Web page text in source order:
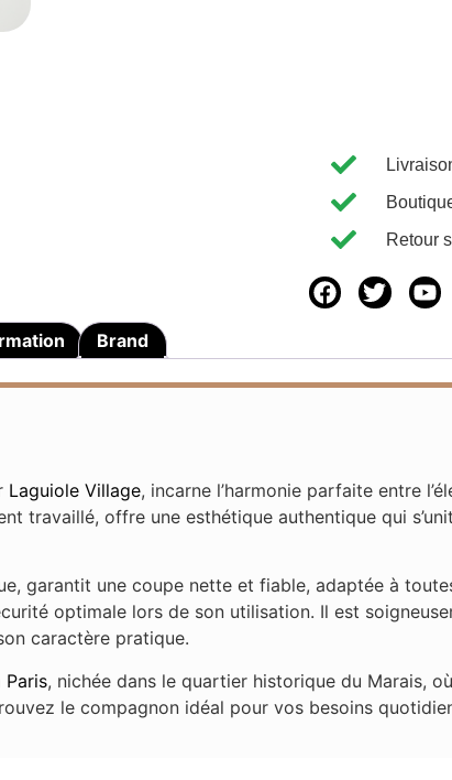
Retour
Brand
Laguiole Village, incarne l’harmonie parfaite entre
travaillé, offre une esthétique authentique qui
garantit une coupe nette et fiable, adaptée à
optimale lors de son utilisation. Il est
caractère pratique.
Paris, nichée dans le quartier historique du Marais,
le compagnon idéal pour vos besoins